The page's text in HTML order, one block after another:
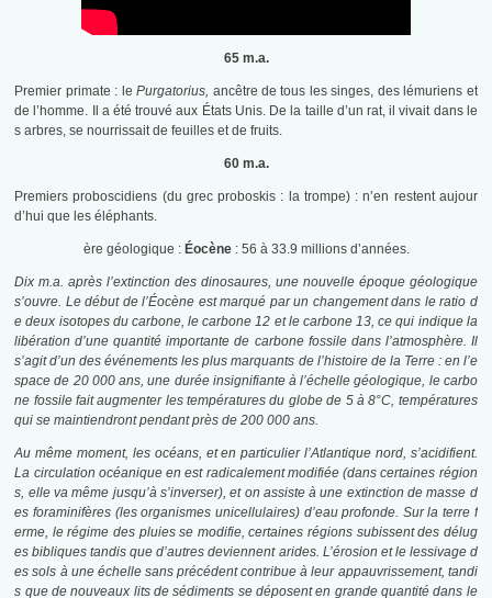
65 m.a.
Premier primate : lePurgatorius, ancêtre de tous les singes, des lémuriens et
de l’homme. Il a été trouvé aux États Unis. De la taille d’un rat, il vivait dans le
s arbres, se nourrissait de feuilles et de fruits.
60 m.a.
Premiers proboscidiens (du grec proboskis : la trompe) : n’en restent aujour
d’hui que les éléphants.
ère géologique : Éocène: 56 à 33.9 millions d’années.
Dix m.a. après l’extinction des dinosaures, une nouvelle époque géologique
s’ouvre. Le début de l’Éocène est marqué par un changement dans le ratio d
e deux isotopes du carbone, le carbone 12 et le carbone 13, ce qui indique la
libération d’une quantité importante de carbone fossile dans l’atmosphère. Il
s’agit d’un des événements les plus marquants de l’histoire de la Terre : en l’e
space de 20 000 ans, une durée insignifiante à l’échelle géologique, le carbo
ne fossile fait augmenter les températures du globe de 5 à 8°C, températures
qui se maintiendront pendant près de 200 000 ans.
Au même moment, les océans, et en particulier l’Atlantique nord, s’acidifient.
La circulation océanique en est radicalement modifiée (dans certaines région
s, elle va même jusqu’à s’inverser), et on assiste à une extinction de masse d
es foraminifères (les organismes unicellulaires) d’eau profonde. Sur la terre f
erme, le régime des pluies se modifie, certaines régions subissent des délug
es bibliques tandis que d’autres deviennent arides. L’érosion et le lessivage d
es sols à une échelle sans précédent contribue à leur appauvrissement, tandi
s que de nouveaux lits de sédiments se déposent en grande quantité dans le